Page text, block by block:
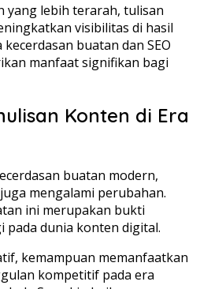
yang lebih terarah, tulisan
visibilitas di hasil
buatan dan SEO
manfaat signifikan bagi
Konten di Era
buatan modern,
mengalami perubahan.
ini merupakan bukti
dunia konten digital.
kemampuan memanfaatkan
kompetitif pada era